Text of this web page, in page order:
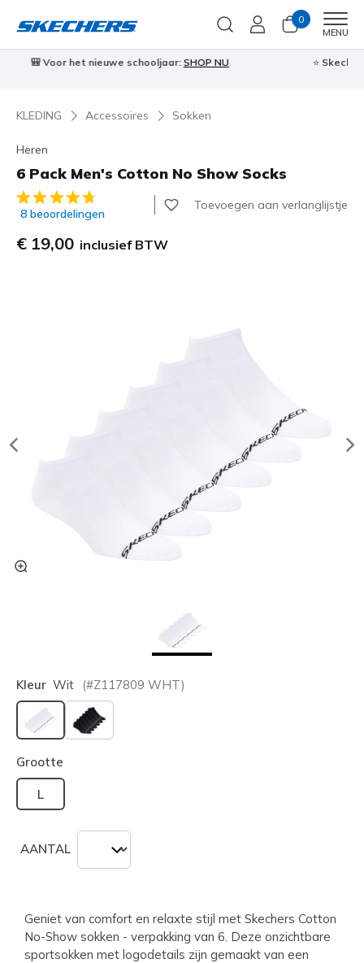
0
MENU
⭐Skechers VIP:45 dagen retourrecht voor leden Meld je aan ⭐
KLEDING Accessoires Sokken
Heren
6 Pack Men's Cotton No Show Socks
5 van de 5 klantbeoordelingen
8 beoordelingen
Toevoegen aan verlanglijstje
€ 19,00 inclusief BTW
Kleur Wit (#Z117809 WHT)
geselecteerd
Grootte
L
AANTAL
Geniet van comfort en relaxte stijl met Skechers Cotton
No-Show sokken - verpakking van 6. Deze onzichtbare
sportsokken met logodetails zijn gemaakt van een